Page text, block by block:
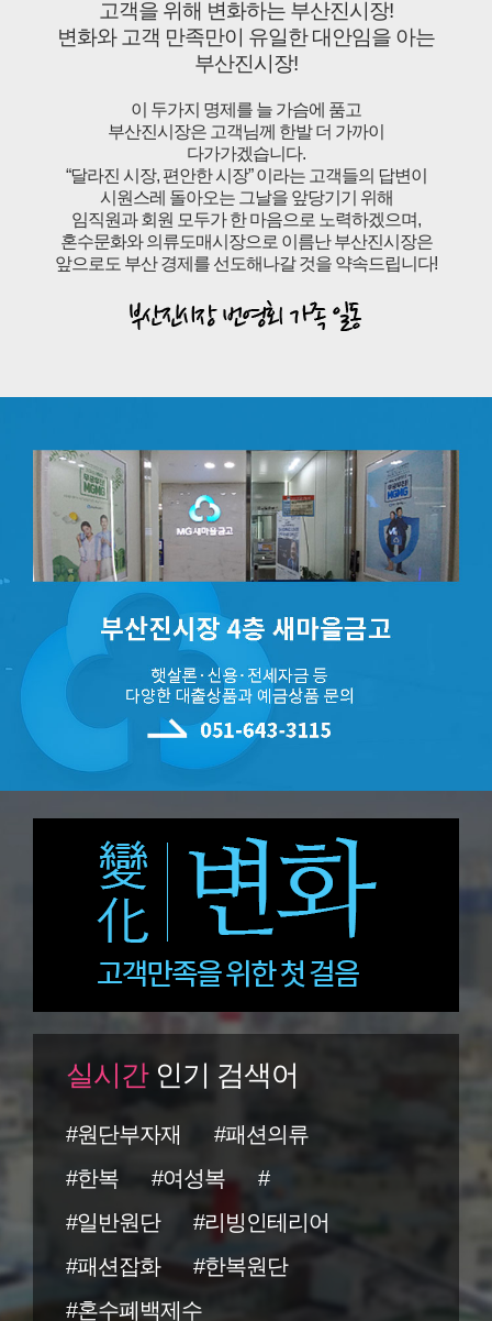
고객을 위해 변화하는 부산진시장!
변화와 고객 만족만이 유일한 대안임을 아는
부산진시장!
이 두가지 명제를 늘 가슴에 품고
부산진시장은 고객님께 한발 더 가까이
다가가겠습니다.
“달라진 시장, 편안한 시장” 이라는 고객들의 답변이
시원스레 돌아오는 그날을 앞당기기 위해
임직원과 회원 모두가 한 마음으로 노력하겠으며,
혼수문화와 의류도매시장으로 이름난 부산진시장은
앞으로도 부산 경제를 선도해나갈 것을 약속드립니다!
실시간인기 검색어
#원단부자재
#패션의류
#한복
#여성복
#
#일반원단
#리빙인테리어
#패션잡화
#한복원단
#혼수폐백제수